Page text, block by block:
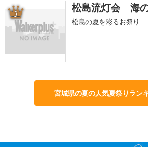
3 松島流灯会 海
松島の夏を彩るお祭り
宮城県の夏の人気夏祭りラン